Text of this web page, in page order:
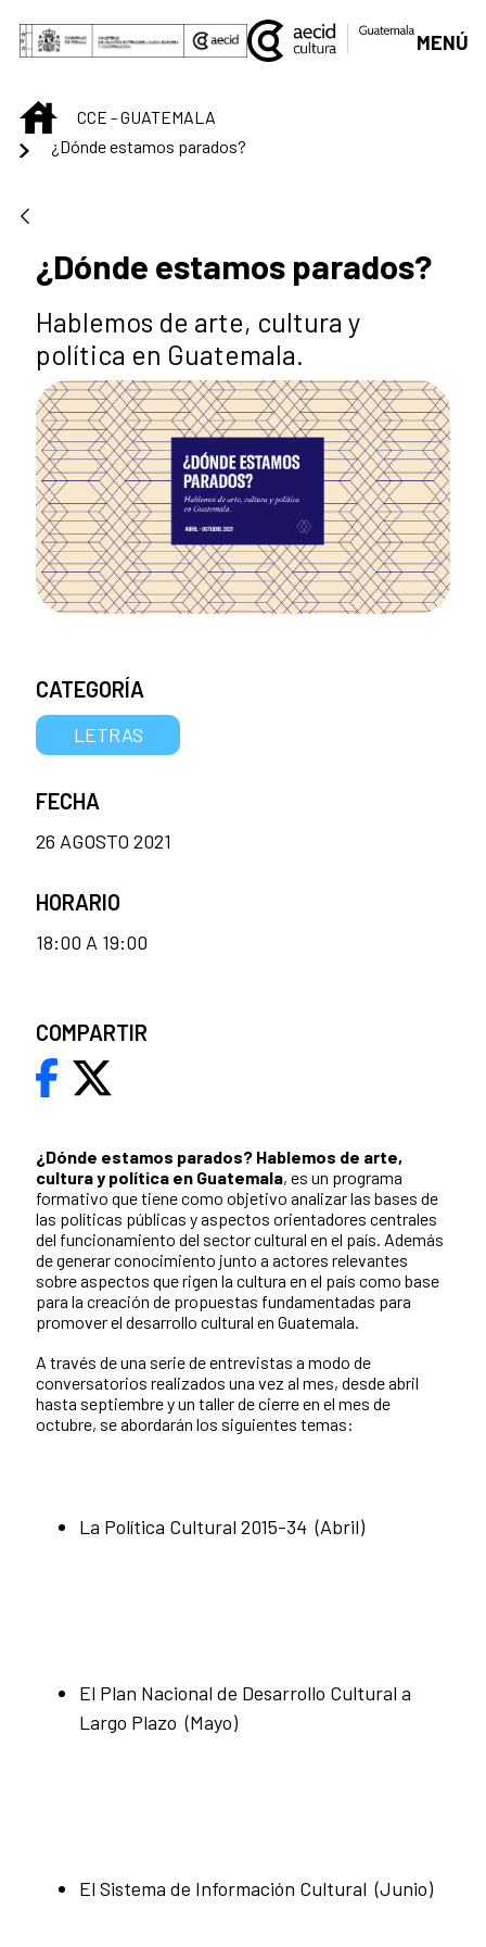
Saltar al contenido principal
MENÚ
INICIOCCE - GUATEMALA
¿Dónde estamos parados?
¿Dónde estamos parados?
Hablemos de arte, cultura y
política en Guatemala.
¿Dónde estamos parados? Hablemos de arte,
cultura y política en Guatemala, es un programa
formativo que tiene como objetivo analizar las bases de
las políticas públicas y aspectos orientadores centrales
del funcionamiento del sector cultural en el país. Además
de generar conocimiento junto a actores relevantes
sobre aspectos que rigen la cultura en el país como base
para la creación de propuestas fundamentadas para
promover el desarrollo cultural en Guatemala.
A través de una serie de entrevistas a modo de
conversatorios realizados una vez al mes, desde abril
hasta septiembre y un taller de cierre en el mes de
octubre, se abordarán los siguientes temas:
La Política Cultural 2015-34 (Abril)
El Plan Nacional de Desarrollo Cultural a
Largo Plazo (Mayo)
El Sistema de Información Cultural (Junio)
CATEGORÍA
LETRAS
FECHA
26 AGOSTO 2021
HORARIO
18:00 A 19:00
COMPARTIR